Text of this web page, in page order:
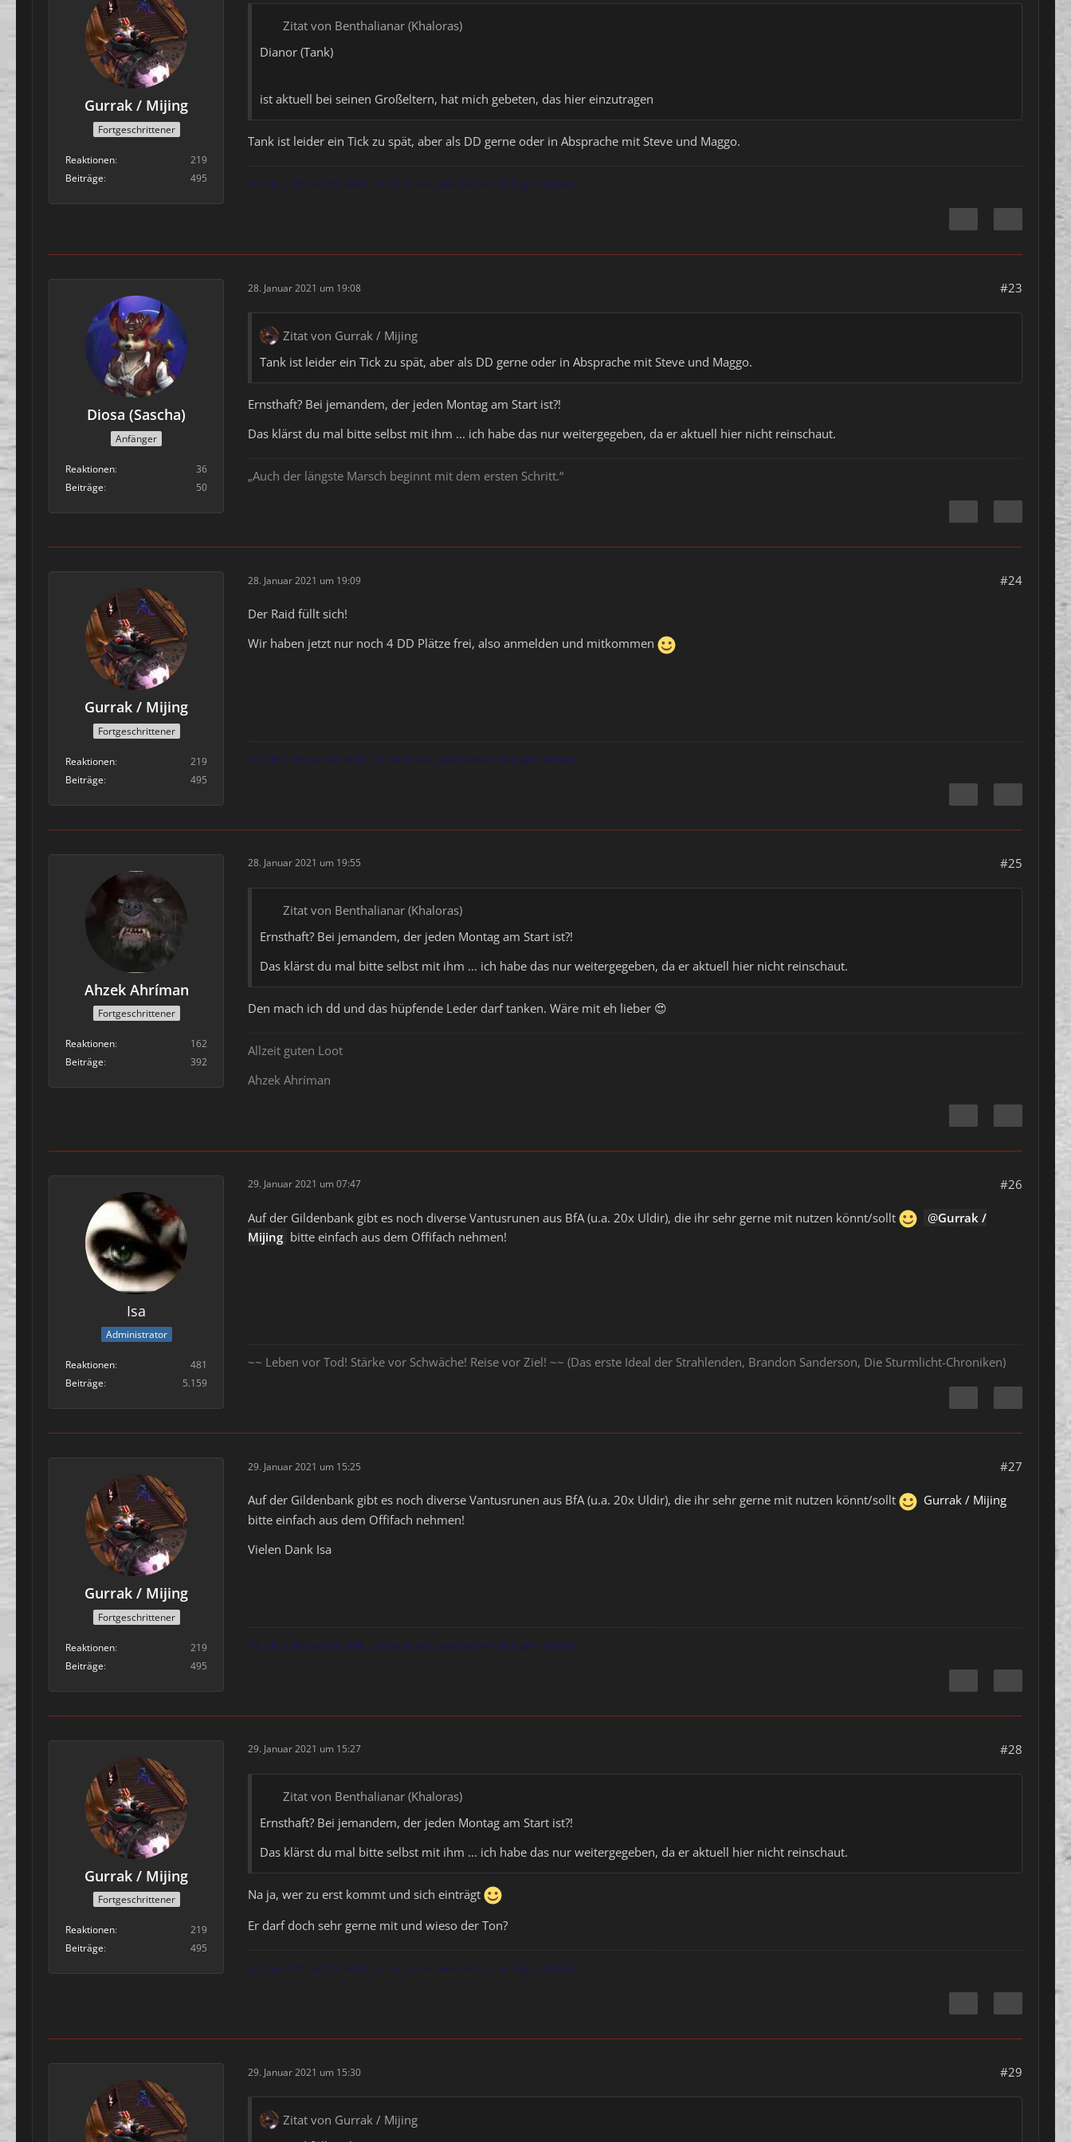
Gurrak / Mijing
Fortgeschrittener
Reaktionen
219
Beiträge
495
Zitat von Benthalianar (Khaloras)
Dianor (Tank)
ist aktuell bei seinen Großeltern, hat mich gebeten, das hier einzutragen
Tank ist leider ein Tick zu spät, aber als DD gerne oder in Absprache mit Steve und Maggo.
Ich bin nicht auf der Welt, um so zu sein, wie andere mich gern hätten.
Diosa (Sascha)
Anfänger
Reaktionen
36
Beiträge
50
28. Januar 2021 um 19:08 #23
Zitat von Gurrak / Mijing
Tank ist leider ein Tick zu spät, aber als DD gerne oder in Absprache mit Steve und Maggo.
Ernsthaft? Bei jemandem, der jeden Montag am Start ist?!
Das klärst du mal bitte selbst mit ihm ... ich habe das nur weitergegeben, da er aktuell hier nicht reinschaut.
„Auch der längste Marsch beginnt mit dem ersten Schritt.“
Gurrak / Mijing
Fortgeschrittener
Reaktionen
219
Beiträge
495
28. Januar 2021 um 19:09 #24
Der Raid füllt sich!
Wir haben jetzt nur noch 4 DD Plätze frei, also anmelden und mitkommen
Ich bin nicht auf der Welt, um so zu sein, wie andere mich gern hätten.
Ahzek Ahríman
Fortgeschrittener
Reaktionen
162
Beiträge
392
28. Januar 2021 um 19:55 #25
Zitat von Benthalianar (Khaloras)
Ernsthaft? Bei jemandem, der jeden Montag am Start ist?!
Das klärst du mal bitte selbst mit ihm ... ich habe das nur weitergegeben, da er aktuell hier nicht reinschaut.
Den mach ich dd und das hüpfende Leder darf tanken. Wäre mit eh lieber 😍
Allzeit guten Loot
Ahzek Ahríman
Isa
Administrator
Reaktionen
481
Beiträge
5.159
29. Januar 2021 um 07:47 #26
Auf der Gildenbank gibt es noch diverse Vantusrunen aus BfA (u.a. 20x Uldir), die ihr sehr gerne mit nutzen könnt/sollt
Gurrak /
Mijing bitte einfach aus dem Offifach nehmen!
~~ Leben vor Tod! Stärke vor Schwäche! Reise vor Ziel! ~~ (Das erste Ideal der Strahlenden, Brandon Sanderson, Die Sturmlicht-Chroniken)
Gurrak / Mijing
Fortgeschrittener
Reaktionen
219
Beiträge
495
29. Januar 2021 um 15:25 #27
Auf der Gildenbank gibt es noch diverse Vantusrunen aus BfA (u.a. 20x Uldir), die ihr sehr gerne mit nutzen könnt/sollt
Gurrak / Mijing
bitte einfach aus dem Offifach nehmen!
Vielen Dank Isa
Ich bin nicht auf der Welt, um so zu sein, wie andere mich gern hätten.
Gurrak / Mijing
Fortgeschrittener
Reaktionen
219
Beiträge
495
29. Januar 2021 um 15:27 #28
Zitat von Benthalianar (Khaloras)
Ernsthaft? Bei jemandem, der jeden Montag am Start ist?!
Das klärst du mal bitte selbst mit ihm ... ich habe das nur weitergegeben, da er aktuell hier nicht reinschaut.
Na ja, wer zu erst kommt und sich einträgt
Er darf doch sehr gerne mit und wieso der Ton?
Ich bin nicht auf der Welt, um so zu sein, wie andere mich gern hätten.
29. Januar 2021 um 15:30 #29
Zitat von Gurrak / Mijing